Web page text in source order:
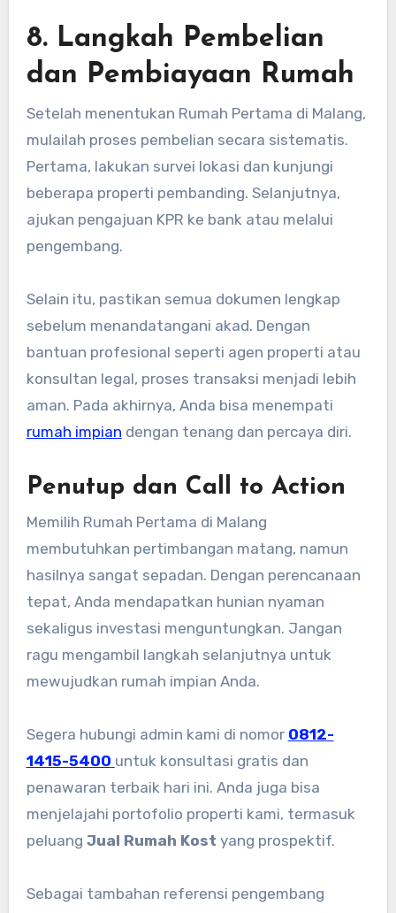
8. Langkah Pembelian
dan Pembiayaan Rumah
Setelah menentukan Rumah Pertama di Malang,
mulailah proses pembelian secara sistematis.
Pertama, lakukan survei lokasi dan kunjungi
beberapa properti pembanding. Selanjutnya,
ajukan pengajuan KPR ke bank atau melalui
pengembang.
Selain itu, pastikan semua dokumen lengkap
sebelum menandatangani akad. Dengan
bantuan profesional seperti agen properti atau
konsultan legal, proses transaksi menjadi lebih
aman. Pada akhirnya, Anda bisa menempati
rumah impian dengan tenang dan percaya diri.
Penutup dan Call to Action
Memilih Rumah Pertama di Malang
membutuhkan pertimbangan matang, namun
hasilnya sangat sepadan. Dengan perencanaan
tepat, Anda mendapatkan hunian nyaman
sekaligus investasi menguntungkan. Jangan
ragu mengambil langkah selanjutnya untuk
mewujudkan rumah impian Anda.
Segera hubungi admin kami di nomor 0812-
1415-5400 untuk konsultasi gratis dan
penawaran terbaik hari ini. Anda juga bisa
menjelajahi portofolio properti kami, termasuk
peluang Jual Rumah Kost yang prospektif.
Sebagai tambahan referensi pengembang